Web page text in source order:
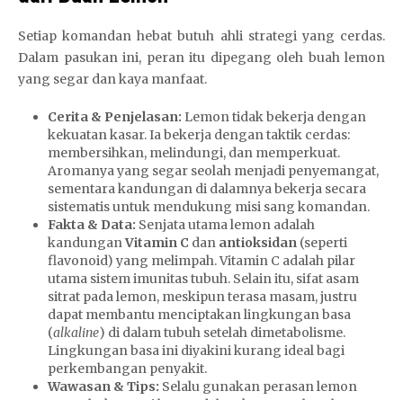
Setiap komandan hebat butuh ahli strategi yang cerdas.
Dalam pasukan ini, peran itu dipegang oleh buah lemon
yang segar dan kaya manfaat.
Cerita & Penjelasan: Lemon tidak bekerja dengan
kekuatan kasar. Ia bekerja dengan taktik cerdas:
membersihkan, melindungi, dan memperkuat.
Aromanya yang segar seolah menjadi penyemangat,
sementara kandungan di dalamnya bekerja secara
sistematis untuk mendukung misi sang komandan.
Fakta & Data: Senjata utama lemon adalah
kandunganVitamin C dan antioksidan(seperti
flavonoid) yang melimpah. Vitamin C adalah pilar
utama sistem imunitas tubuh. Selain itu, sifat asam
sitrat pada lemon, meskipun terasa masam, justru
dapat membantu menciptakan lingkungan basa
(alkaline) di dalam tubuh setelah dimetabolisme.
Lingkungan basa ini diyakini kurang ideal bagi
perkembangan penyakit.
Wawasan & Tips: Selalu gunakan perasan lemon